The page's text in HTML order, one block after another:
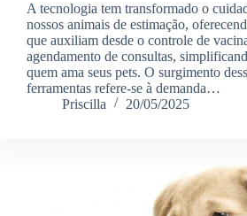
A tecnologia tem transformado o
nossos animais de estimação,
que auxiliam desde o controle de
agendamento de consultas,
quem ama seus pets. O surgimento
ferramentas refere-se à demanda…
Priscilla
20/05/2025